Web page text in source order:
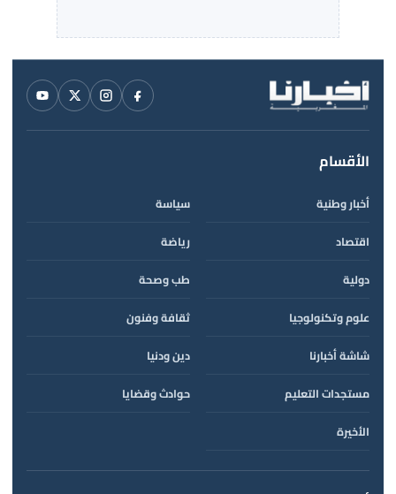
الأقسام
أخبار وطنية
سياسة
اقتصاد
رياضة
دولية
طب وصحة
علوم وتكنولوجيا
ثقافة وفنون
شاشة أخبارنا
دين ودنيا
مستجدات التعليم
حوادث وقضايا
الأخيرة